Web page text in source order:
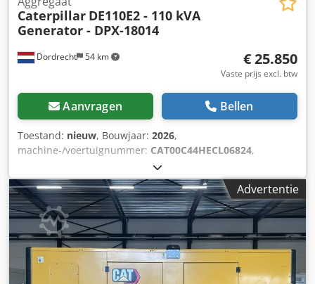
Dordrecht 54 km
Caterpillar DE110E2 - 110 kVA
Generator - DPX-18014
€ 25.850
Vaste prijs excl. btw
Aanvragen Bellen
Toestand: nieuw, Bouwjaar: 2026,
machine-/voertuignummer: CAT00C44HECL06824,
, motorfabrikant:
Toepassing: Bouw Leeggewicht: 1.547 kg
Generatorvermogen: 110 kVA Afmetingen laadruimte: 277 x
113 x 153 cm CE-markering: ja Watertankinhoud: 250 l
Neem contact op met Team DPX voor meer informatie. =
Extra opties en accessoires = Dedpfx Aoy S N N Ejcrekr -
Accu - Bedieningspaneel - Stalen dak - Tankwagen
Advertentie